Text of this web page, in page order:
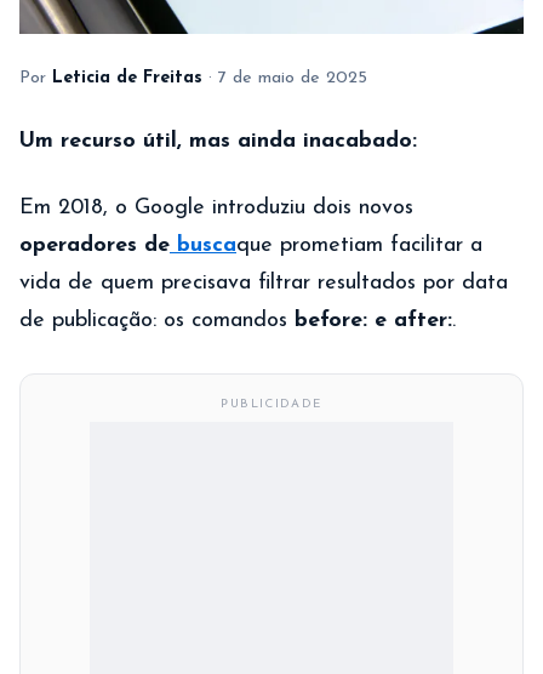
Por Leticia de Freitas · 7 de maio de 2025
Um recurso útil, mas ainda inacabado:
Em 2018, o Google introduziu dois novos
operadores de buscaque prometiam facilitar a
vida de quem precisava filtrar resultados por data
de publicação: os comandos before: e after:.
PUBLICIDADE